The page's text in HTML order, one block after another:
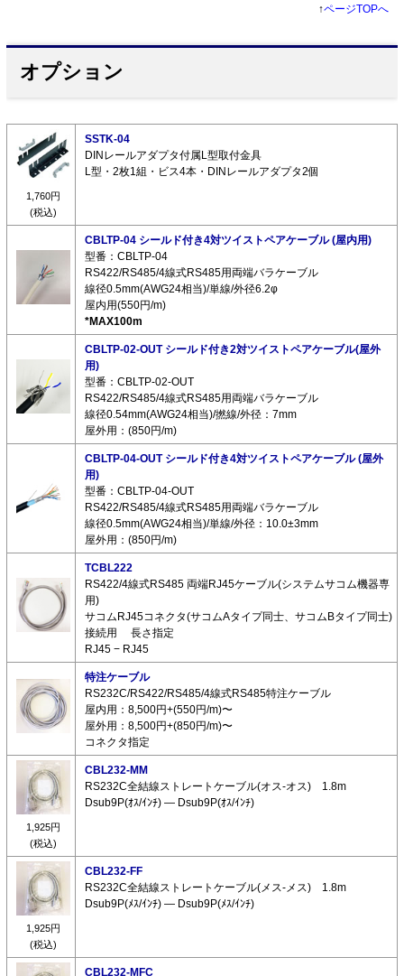
↑ページTOPへ
オプション
1,760円
(税込)
SSTK-04
DINレールアダプタ付属L型取付金具
L型・2枚1組・ビス4本・DINレールアダプタ2個
CBLTP-04 シールド付き4対ツイストペアケーブル (屋内用)
型番：CBLTP-04
RS422/RS485/4線式RS485用両端バラケーブル
線径0.5mm(AWG24相当)/単線/外径6.2φ
屋内用(550円/m)
*MAX100m
CBLTP-02-OUT シールド付き2対ツイストペアケーブル(屋外
用)
型番：CBLTP-02-OUT
RS422/RS485/4線式RS485用両端バラケーブル
線径0.54mm(AWG24相当)/撚線/外径：7mm
屋外用：(850円/m)
CBLTP-04-OUT シールド付き4対ツイストペアケーブル (屋外
用)
型番：CBLTP-04-OUT
RS422/RS485/4線式RS485用両端バラケーブル
線径0.5mm(AWG24相当)/単線/外径：10.0±3mm
屋外用：(850円/m)
TCBL222
RS422/4線式RS485 両端RJ45ケーブル(システムサコム機器専
用)
サコムRJ45コネクタ(サコムAタイプ同士、サコムBタイプ同士)
接続用 長さ指定
RJ45 − RJ45
特注ケーブル
RS232C/RS422/RS485/4線式RS485特注ケーブル
屋内用：8,500円+(550円/m)〜
屋外用：8,500円+(850円/m)〜
コネクタ指定
1,925円
(税込)
CBL232-MM
RS232C全結線ストレートケーブル(オス-オス) 1.8m
Dsub9P(ｵｽ/ｲﾝﾁ) ― Dsub9P(ｵｽ/ｲﾝﾁ)
1,925円
(税込)
CBL232-FF
RS232C全結線ストレートケーブル(メス-メス) 1.8m
Dsub9P(ﾒｽ/ｲﾝﾁ) ― Dsub9P(ﾒｽ/ｲﾝﾁ)
CBL232-MFC